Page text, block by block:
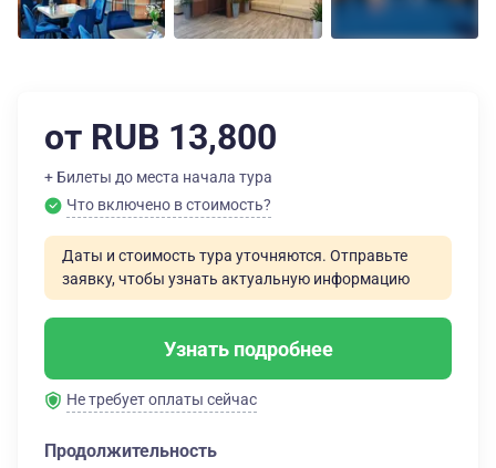
от RUB 13,800
+ Билеты до места начала тура
Что включено в стоимость?
Даты и стоимость тура уточняются. Отправьте
заявку, чтобы узнать актуальную информацию
Узнать подробнее
Не требует оплаты сейчас
Продолжительность